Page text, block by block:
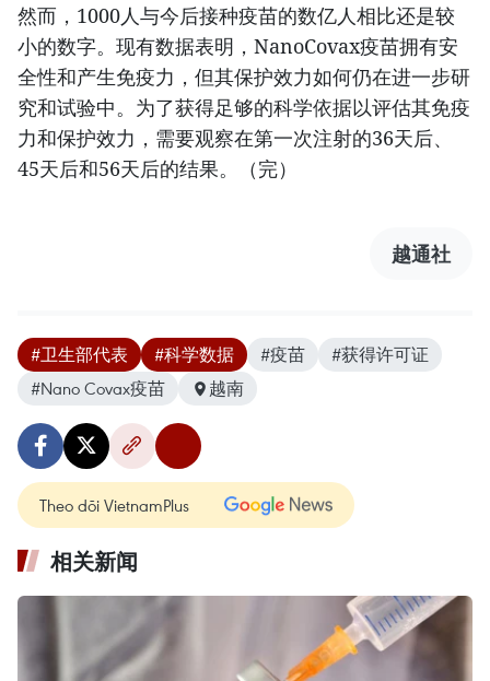
然而，1000人与今后接种疫苗的数亿人相比还是较
小的数字。现有数据表明，NanoCovax疫苗拥有安
全性和产生免疫力，但其保护效力如何仍在进一步研
究和试验中。为了获得足够的科学依据以评估其免疫
力和保护效力，需要观察在第一次注射的36天后、
45天后和56天后的结果。（完）
越通社
#卫生部代表 #科学数据 #疫苗
#获得许可证
#Nano Covax疫苗
越南
Theo dõi VietnamPlus
相关新闻